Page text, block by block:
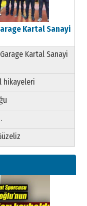
Kartal Sanayi
Kartal Sanayi
hikayeleri